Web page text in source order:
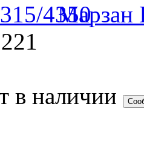
Марзан
в наличии